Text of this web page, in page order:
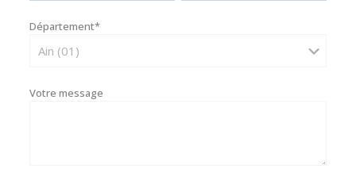
Département*
Votre message